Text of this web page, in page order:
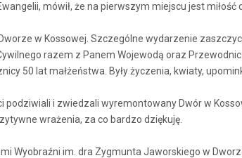
mówił, że na pierwszym miejscu jest
w Kossowej. Szczególne wydarzenie
razem z Panem Wojewodą oraz
50 lat małżeństwa. Były życzenia, kwiaty,
podziwiali i zwiedzali wyremontowany Dwór w
wrażenia, za co bardzo dziękuję.
Wyobraźni im. dra Zygmunta Jaworskiego w